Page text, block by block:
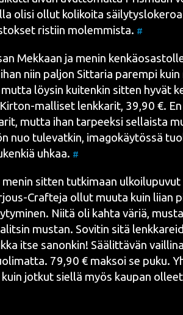
oli­si ollut koli­koi­ta
ris­tiin molem­mis­ta. #
Mek­kaan ja menin
niin pal­jon Sit­ta­ria parem­pi
löy­sin kui­ten­kin sit­ten hyvät
mal­li­set lenk­ka­rit, 39,90 €.
mut­ta ihan tar­peek­si sel­lais­ta
nuo tule­vat­kin, ima­go­käy­tös­sä
uhkaa. #
menin sit­ten tut­ki­maan
Craf­te­ja ollut muu­ta kuin lii­an
Nii­tä oli kah­ta väriä,
mus­tan. Sovi­tin sitä
itse sanon­kin! Sää­lit­tä­vän
79,90 € mak­soi se puku.
kuin jot­kut siel­lä myös kau­pan